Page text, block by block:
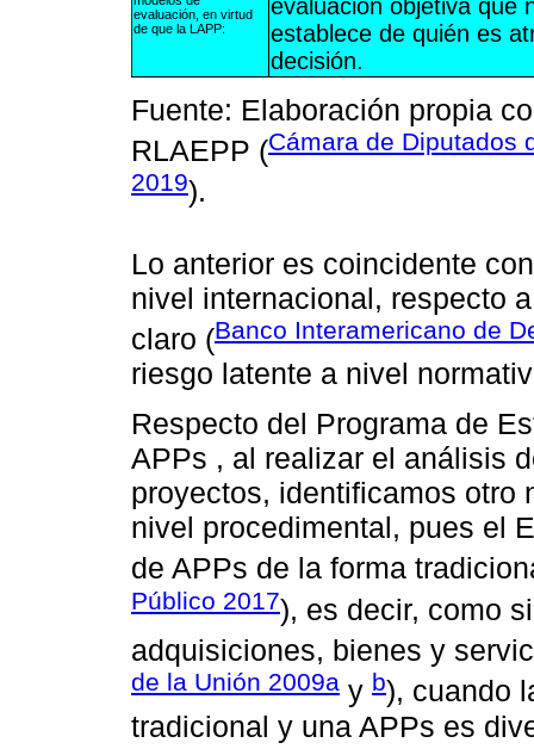
evaluación, en virtud
de que la LAPP:
evaluación objetiva que
establece de quién es
decisión.
Fuente: Elaboración propia
RLAEPP (Cámara de Diputados
2019).
Lo anterior es coincidente
nivel internacional, respecto
claro (Banco Interamericano de
riesgo latente a nivel
Respecto del Programa de
APPs , al realizar el análisis
proyectos, identificamos otro
nivel procedimental, pues el
de APPs de la forma
Público 2017), es decir, como
adquisiciones, bienes y
de la Unión 2009a y b), cuando
tradicional y una APPs es